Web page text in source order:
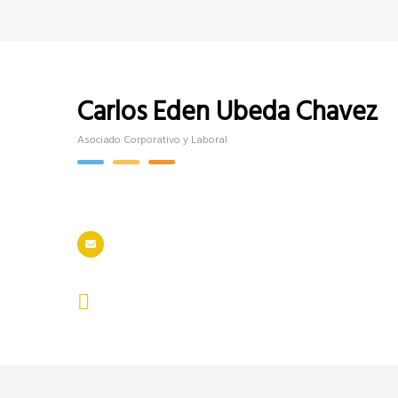
Carlos Eden Ubeda Chavez
Asociado Corporativo y Laboral